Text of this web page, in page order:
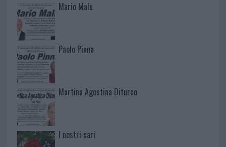
Mario Malu
Paolo Pinna
Martina Agostina Diturco
I nostri cari